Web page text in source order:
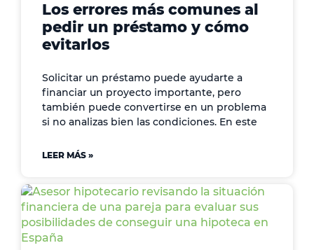
Los errores más comunes al
pedir un préstamo y cómo
evitarlos
Solicitar un préstamo puede ayudarte a
financiar un proyecto importante, pero
también puede convertirse en un problema
si no analizas bien las condiciones. En este
LEER MÁS »